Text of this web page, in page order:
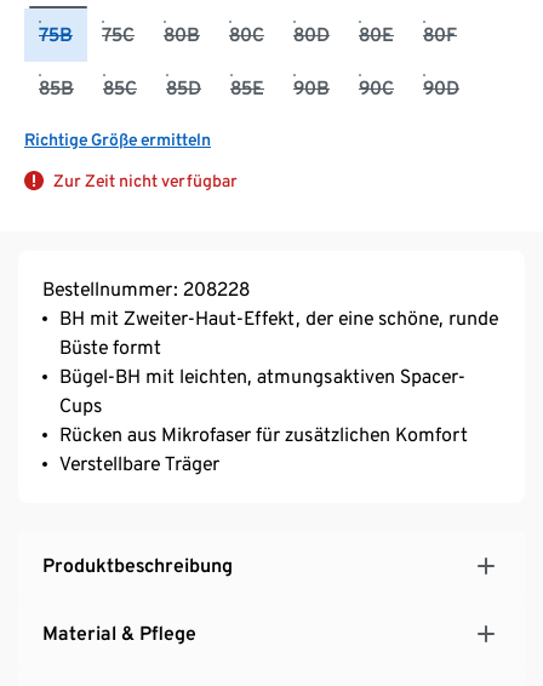
75B 75C 80B 80C 80D 80E 80F
85B 85C 85D 85E 90B 90C 90D
Richtige Größe ermitteln
Zur Zeit nicht verfügbar
Bestellnummer: 208228
BH mit Zweiter-Haut-Effekt, der eine schöne, runde
Büste formt
Bügel-BH mit leichten, atmungsaktiven Spacer-
Cups
Rücken aus Mikrofaser für zusätzlichen Komfort
Verstellbare Träger
Produktbeschreibung
Material & Pflege